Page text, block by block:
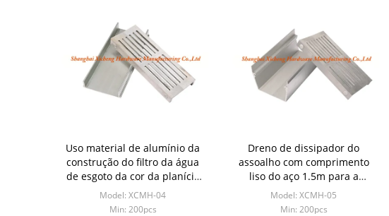
Uso material de alumínio da
construção do filtro da água
de esgoto da cor da planície
do dreno do assoalho
Model: XCMH-04
Min: 200pcs
Dreno de dissipador do
assoalho com comprimento
liso do aço 1.5m para a
aplicação da construção
Model: XCMH-05
Min: 200pcs